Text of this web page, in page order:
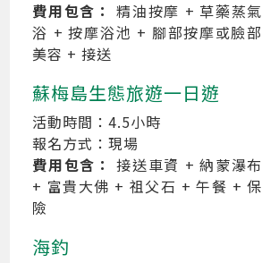
費用包含： 精油按摩 + 草藥蒸氣
浴 + 按摩浴池 + 腳部按摩或臉部
美容 + 接送
蘇梅島生態旅遊一日遊
活動時間：4.5小時
報名方式：現場
費用包含： 接送車資 + 納蒙瀑布
+ 富貴大佛 + 祖父石 + 午餐 + 保
險
海釣